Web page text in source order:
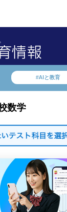
#AIと教育
数学